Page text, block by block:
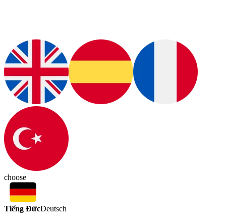
choose
Tiếng ĐứcDeutsch